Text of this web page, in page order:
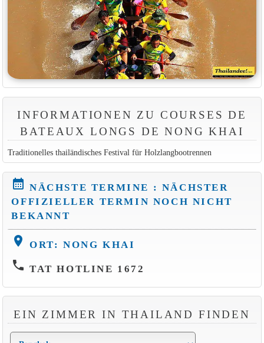
INFORMATIONEN ZU COURSES DE
BATEAUX LONGS DE NONG KHAI
Traditionelles thailändisches Festival für Holzlangbootrennen
calendar_month NÄCHSTE TERMINE : NÄCHSTER
OFFIZIELLER TERMIN NOCH NICHT
BEKANNT
location_on ORT: NONG KHAI
phone TAT HOTLINE 1672
EIN ZIMMER IN THAILAND FINDEN